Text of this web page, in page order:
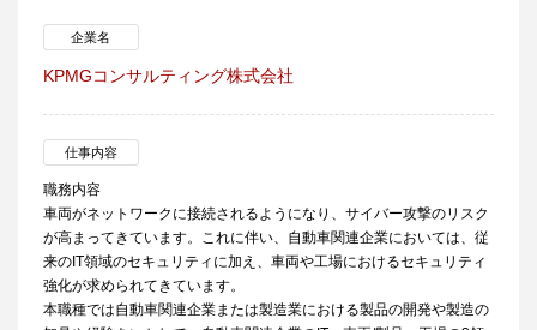
企業名
KPMGコンサルティング株式会社
仕事内容
職務内容
車両がネットワークに接続されるようになり、サイバー攻撃のリスク
が高まってきています。これに伴い、自動車関連企業においては、従
来のIT領域のセキュリティに加え、車両や工場におけるセキュリティ
強化が求められてきています。
本職種では自動車関連企業または製造業における製品の開発や製造の